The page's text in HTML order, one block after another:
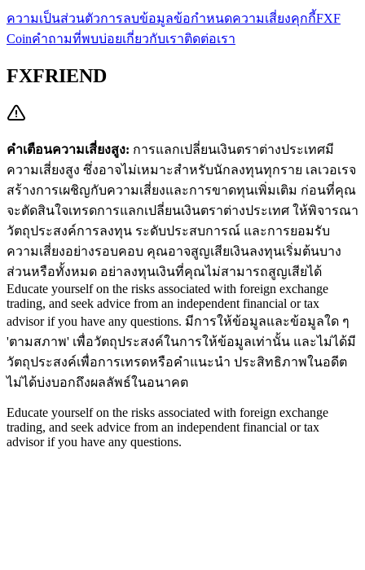
ความเป็นส่วนตัวการลบข้อมูลข้อกำหนดความเสี่ยงคุกกี้FXF
Coinคำถามที่พบบ่อยเกี่ยวกับเราติดต่อเรา
FXFRIEND
คำเตือนความเสี่ยงสูง: การแลกเปลี่ยนเงินตราต่างประเทศมี
ความเสี่ยงสูง ซึ่งอาจไม่เหมาะสำหรับนักลงทุนทุกราย เลเวอเรจ
สร้างการเผชิญกับความเสี่ยงและการขาดทุนเพิ่มเติม ก่อนที่คุณ
จะตัดสินใจเทรดการแลกเปลี่ยนเงินตราต่างประเทศ ให้พิจารณา
วัตถุประสงค์การลงทุน ระดับประสบการณ์ และการยอมรับ
ความเสี่ยงอย่างรอบคอบ คุณอาจสูญเสียเงินลงทุนเริ่มต้นบาง
ส่วนหรือทั้งหมด อย่าลงทุนเงินที่คุณไม่สามารถสูญเสียได้
Educate yourself on the risks associated with foreign exchange
trading, and seek advice from an independent financial or tax
advisor if you have any questions. มีการให้ข้อมูลและข้อมูลใด ๆ
'ตามสภาพ' เพื่อวัตถุประสงค์ในการให้ข้อมูลเท่านั้น และไม่ได้มี
วัตถุประสงค์เพื่อการเทรดหรือคำแนะนำ ประสิทธิภาพในอดีต
ไม่ได้บ่งบอกถึงผลลัพธ์ในอนาคต
Educate yourself on the risks associated with foreign exchange
trading, and seek advice from an independent financial or tax
advisor if you have any questions.